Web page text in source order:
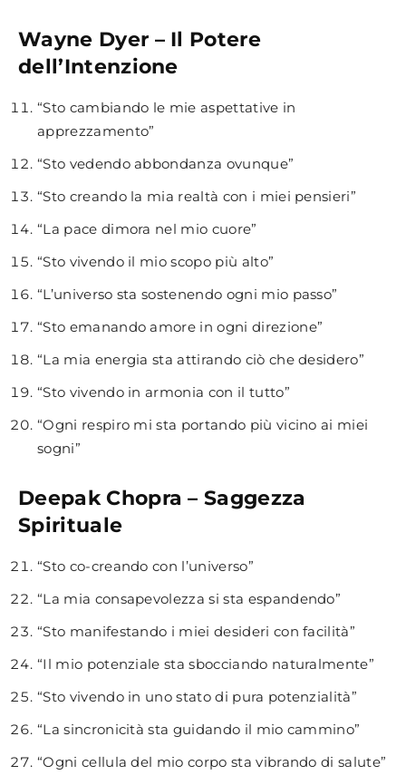
Wayne Dyer – Il Potere
dell’Intenzione
“Sto cambiando le mie aspettative in
apprezzamento”
“Sto vedendo abbondanza ovunque”
“Sto creando la mia realtà con i miei pensieri”
“La pace dimora nel mio cuore”
“Sto vivendo il mio scopo più alto”
“L’universo sta sostenendo ogni mio passo”
“Sto emanando amore in ogni direzione”
“La mia energia sta attirando ciò che desidero”
“Sto vivendo in armonia con il tutto”
“Ogni respiro mi sta portando più vicino ai miei
sogni”
Deepak Chopra – Saggezza
Spirituale
“Sto co-creando con l’universo”
“La mia consapevolezza si sta espandendo”
“Sto manifestando i miei desideri con facilità”
“Il mio potenziale sta sbocciando naturalmente”
“Sto vivendo in uno stato di pura potenzialità”
“La sincronicità sta guidando il mio cammino”
“Ogni cellula del mio corpo sta vibrando di salute”